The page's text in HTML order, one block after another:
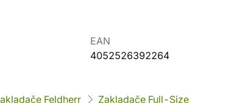
EAN
4052526392264
Feldherr Zakladače Full-Size